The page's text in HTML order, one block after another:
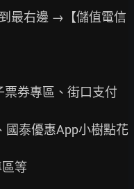
最右邊 →【儲值電信
票券專區、街口支付